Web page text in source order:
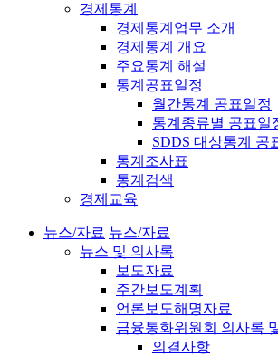
경제통계
경제통계업무 소개
경제통계 개요
주요통계 해설
통계공표일정
월간통계 공표일정
통계종류별 공표일
SDDS 대상통계 공
통계조사표
통계검색
경제교육
뉴스/자료 뉴스/자료
뉴스 및 의사록
보도자료
주간보도계획
언론보도해명자료
금융통화위원회 의사록
의결사항